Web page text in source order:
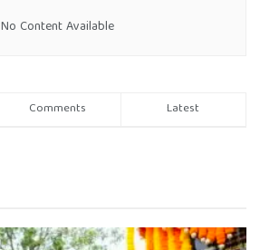
No Content Available
Comments Latest